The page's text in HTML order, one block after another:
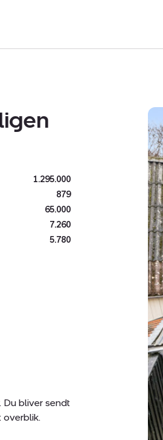
1.295.000
879
65.000
7.260
5.780
Du bliver sendt
overblik.